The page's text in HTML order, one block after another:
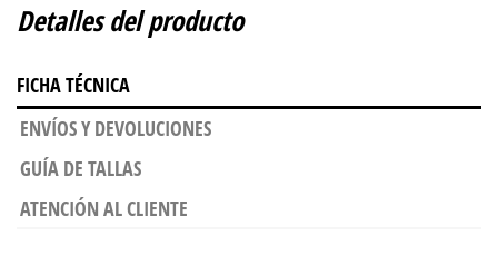
Detalles del producto
FICHA TÉCNICA
ENVÍOS Y DEVOLUCIONES
GUÍA DE TALLAS
ATENCIÓN AL CLIENTE